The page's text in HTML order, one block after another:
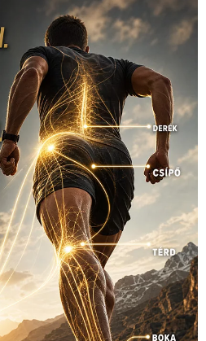
Lewis Hamilton(168)
magyar
(244) motorsport(153)
Opel
(122) Rendezvény(142)
rio
Magazin(128)szabadidősport
(416) táplálkozás(155)utazás
(162) Világkupa(129)
vitorlázás
Érdi Mária(130)életmód(416)